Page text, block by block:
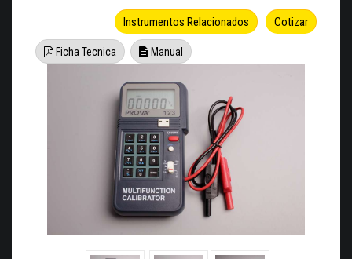
Cotizar
Instrumentos Relacionados
Ficha Tecnica Manual